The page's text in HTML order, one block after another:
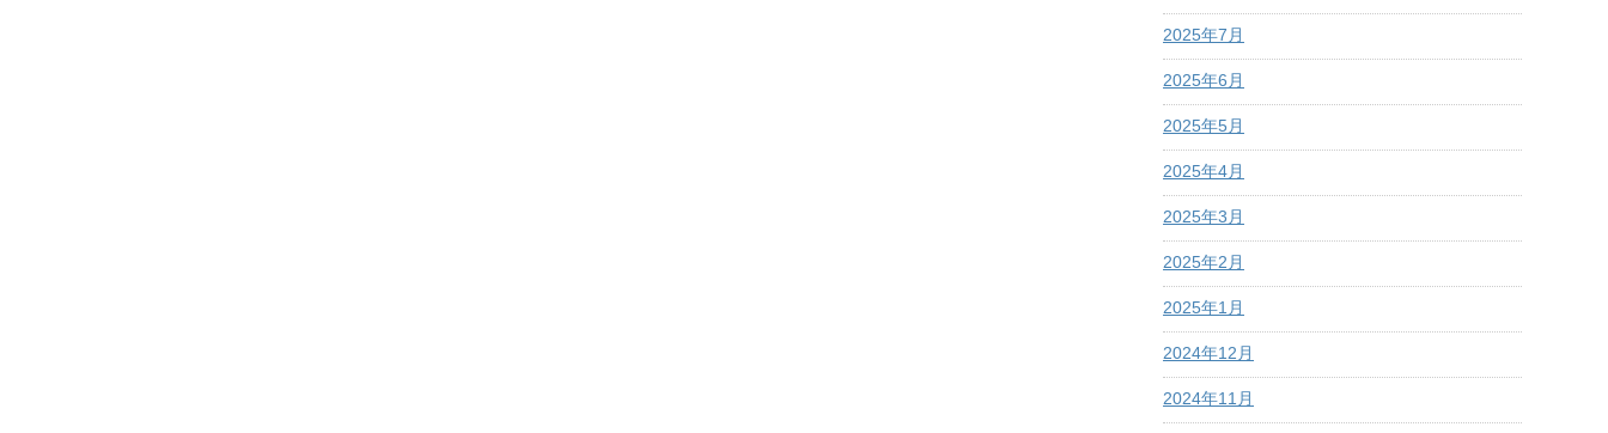
2025年7月
2025年6月
2025年5月
2025年4月
2025年3月
2025年2月
2025年1月
2024年12月
2024年11月